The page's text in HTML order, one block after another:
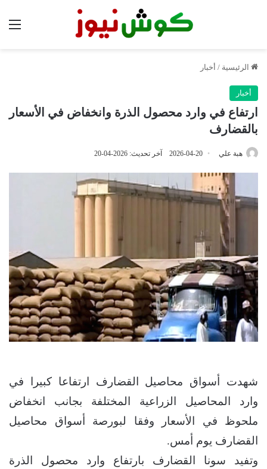
الرئيسية / أخبار
أخبار
ارتفاع في وارد محصول الذرة وانخفاض في الأسعار
بالقضارف
هبة علي 2026-04-20 آخر تحديث: 2026-04-20
شهدت أسواق محاصيل القضارف ارتفاعا كبيرا في
وارد المحاصيل الزراعية المختلفة بجانب انخفاض
ملحوظ في الأسعار وفقا لبورصة أسواق محاصيل
القضارف يوم أمس.
وتفيد سونا القضارف بارتفاع وارد محصول الذرة